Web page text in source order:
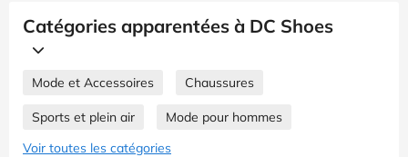
Catégories apparentées à DC Shoes
Mode et Accessoires Chaussures
Sports et plein air
Mode pour hommes
Voir toutes les catégories